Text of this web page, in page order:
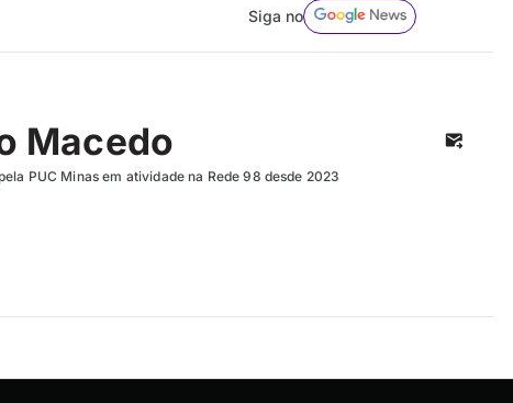
Siga no
Macedo
PUC Minas em atividade na Rede 98 desde 2023